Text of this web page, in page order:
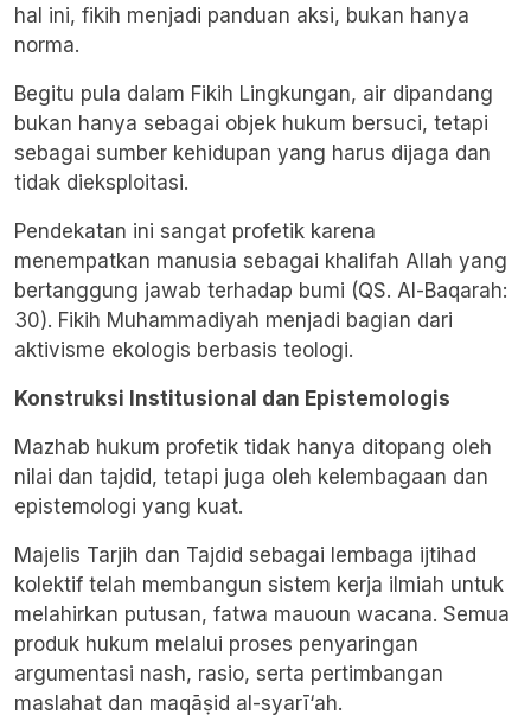
hal ini, fikih menjadi panduan aksi, bukan hanya
norma.
Begitu pula dalam Fikih Lingkungan, air dipandang
bukan hanya sebagai objek hukum bersuci, tetapi
sebagai sumber kehidupan yang harus dijaga dan
tidak dieksploitasi.
Pendekatan ini sangat profetik karena
menempatkan manusia sebagai khalifah Allah yang
bertanggung jawab terhadap bumi (QS. Al-Baqarah:
30). Fikih Muhammadiyah menjadi bagian dari
aktivisme ekologis berbasis teologi.
Konstruksi Institusional dan Epistemologis
Mazhab hukum profetik tidak hanya ditopang oleh
nilai dan tajdid, tetapi juga oleh kelembagaan dan
epistemologi yang kuat.
Majelis Tarjih dan Tajdid sebagai lembaga ijtihad
kolektif telah membangun sistem kerja ilmiah untuk
melahirkan putusan, fatwa mauoun wacana. Semua
produk hukum melalui proses penyaringan
argumentasi nash, rasio, serta pertimbangan
maslahat dan maqāṣid al-syarī‘ah.